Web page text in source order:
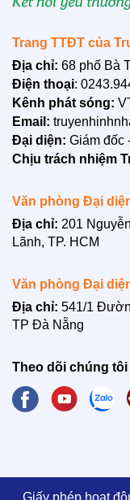
BẠN ĐỌC
Trang TTĐT của
Địa chỉ: 68 phố Bà
Điện thoại:
Kênh phát sóng:
Email:
Đại diện: Giám đốc
Chịu trách nhiệm
Văn phòng Đại
Địa chỉ: 201
Lãnh, TP. HCM
Văn phòng Đại
Địa chỉ: 541/1
TP Đà Nẵng
Theo dõi chúng tôi